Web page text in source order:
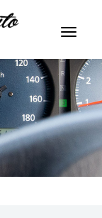
Toggle